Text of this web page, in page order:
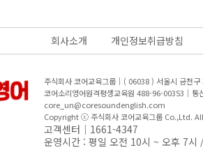
회사소개 개인정보취급방침
주식회사 코어교육그룹｜( 06038 ) 서울시 금천
코어소리영어원격평생교육원 488-96-00353｜
core_un@coresoundenglish.com
Copyright ⓒ 주식회사 코어교육그룹 Co.,Ltd.
고객센터｜1661-4347
운영시간 : 평일 오전 10시 ~ 오후 7